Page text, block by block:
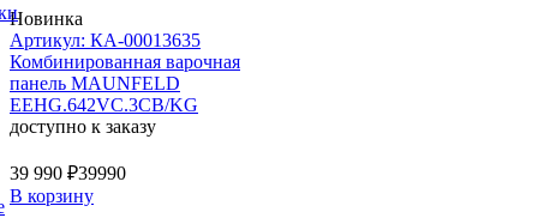
Новинка
Артикул: КА-00013635
Комбинированная варочная
панель MAUNFELD
EEHG.642VC.3CB/KG
доступно к заказу
39 990 ₽39990
В корзину